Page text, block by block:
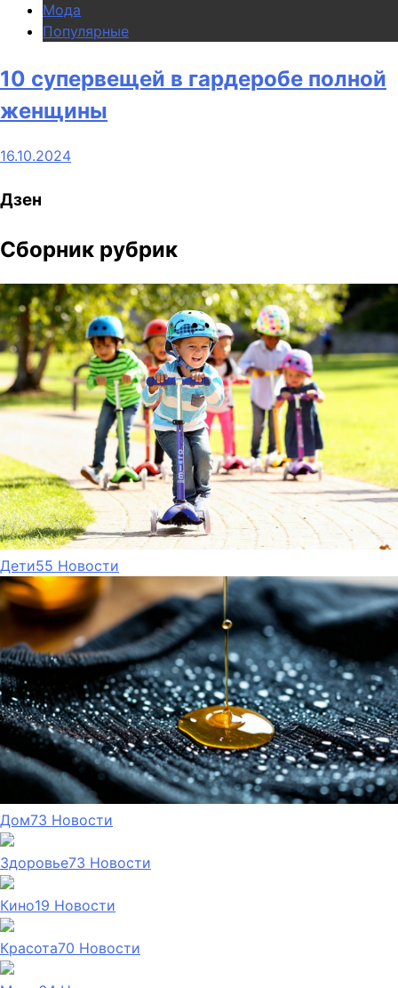
Мода
Популярные
10 супервещей в гардеробе полной
женщины
16.10.2024
Дзен
Сборник рубрик
Дети55 Новости
Дом73 Новости
Здоровье73 Новости
Кино19 Новости
Красота70 Новости